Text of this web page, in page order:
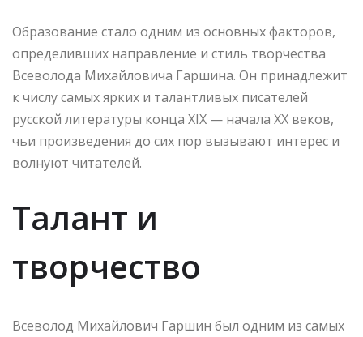
Образование стало одним из основных факторов,
определивших направление и стиль творчества
Всеволода Михайловича Гаршина. Он принадлежит
к числу самых ярких и талантливых писателей
русской литературы конца XIX — начала XX веков,
чьи произведения до сих пор вызывают интерес и
волнуют читателей.
Талант и
творчество
Всеволод Михайлович Гаршин был одним из самых